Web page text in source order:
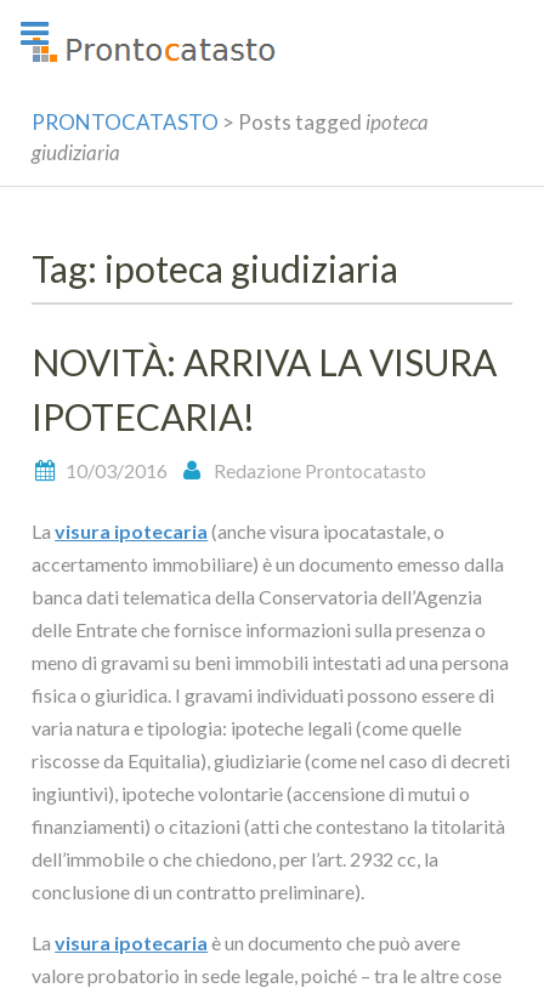
PRONTOCATASTO > Posts tagged ipoteca
giudiziaria
Tag: ipoteca giudiziaria
NOVITÀ: ARRIVA LA VISURA
IPOTECARIA!
10/03/2016 Redazione Prontocatasto
Lavisura ipotecaria (anche visura ipocatastale, o
accertamento immobiliare) è un documento emesso dalla
banca dati telematica della Conservatoria dell’Agenzia
delle Entrate che fornisce informazioni sulla presenza o
meno di gravami su beni immobili intestati ad una persona
fisica o giuridica. I gravami individuati possono essere di
varia natura e tipologia: ipoteche legali (come quelle
riscosse da Equitalia), giudiziarie (come nel caso di decreti
ingiuntivi), ipoteche volontarie (accensione di mutui o
finanziamenti) o citazioni (atti che contestano la titolarità
dell’immobile o che chiedono, per l’art. 2932 cc, la
conclusione di un contratto preliminare).
Lavisura ipotecaria è un documento che può avere
valore probatorio in sede legale, poiché – tra le altre cose